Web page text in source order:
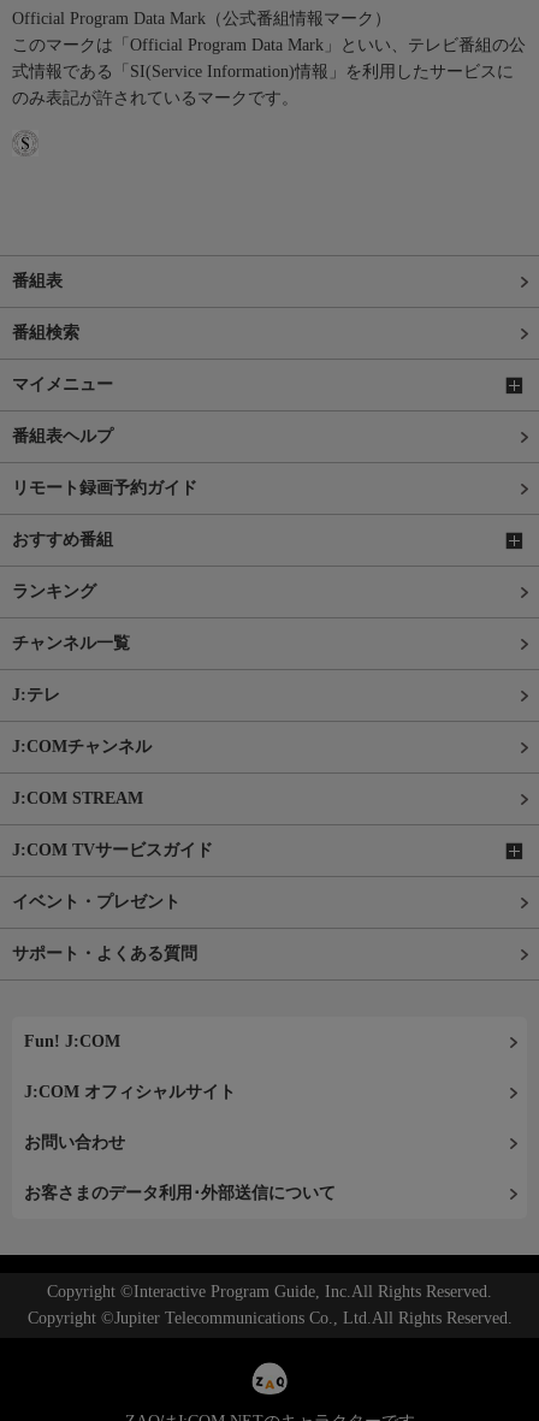
Official Program Data Mark（公式番組情報マーク）
このマークは「Official Program Data Mark」といい、テレビ番組の公
式情報である「SI(Service Information)情報」を利用したサービスに
のみ表記が許されているマークです。
番組表
番組検索
マイメニュー
番組表ヘルプ
リモート録画予約ガイド
おすすめ番組
ランキング
チャンネル一覧
J:テレ
J:COMチャンネル
J:COM STREAM
J:COM TVサービスガイド
イベント・プレゼント
サポート・よくある質問
Fun! J:COM
J:COM オフィシャルサイト
お問い合わせ
お客さまのデータ利用･外部送信について
Copyright ©Interactive Program Guide, Inc.All Rights Reserved.
Copyright ©Jupiter Telecommunications Co., Ltd.All Rights Reserved.